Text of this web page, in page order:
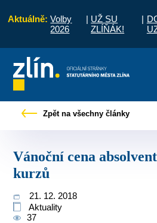
Aktuálně: Volby
2026
| UŽ SU
ZLÍŇÁK!
|
vyřídit Potřebuji
Zpět na všechny články
Vánoční cena absolventů tanečních
kurzů
21. 12. 2018
Aktuality
37